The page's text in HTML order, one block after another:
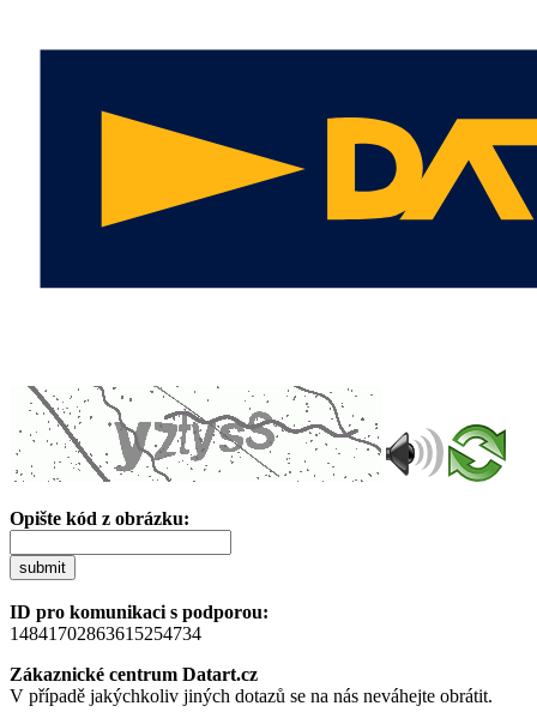
Opište kód z obrázku:
submit
ID pro komunikaci s podporou:
14841702863615254734
Zákaznické centrum Datart.cz
V případě jakýchkoliv jiných dotazů se na nás neváhejte obrátit.